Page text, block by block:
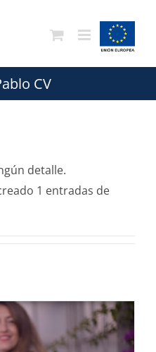
CV
detalle.
1 entradas de